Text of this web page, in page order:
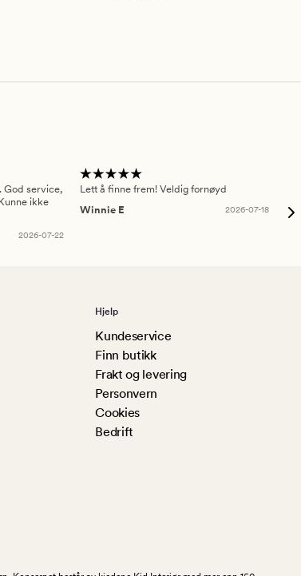
God service,
ikke
2026-07-22
Lett å finne frem! Veldig fornøyd
Winnie E
2026-07-18
Hjelp
Kundeservice
Finn butikk
Frakt og levering
Personvern
Cookies
Bedrift